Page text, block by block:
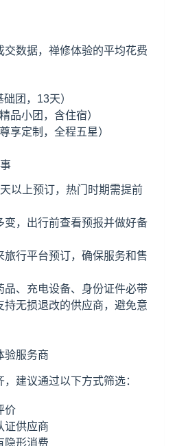
交数据，禅修体验的平均花费
团，13天）
品小团，含住宿）
享定制，全程五星）
以上预订，热门时期需提前
变，出行前查看预报并做好备
旅行平台预订，确保服务和售
品、充电设备、身份证件必带
持无损退改的供应商，避免意
验服务商
建议通过以下方式筛选：
价
证供应商
隐形消费